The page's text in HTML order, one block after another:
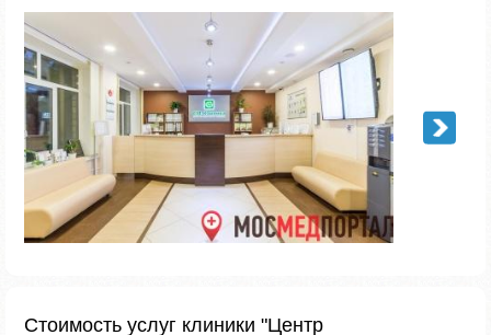
Стоимость услуг клиники "Центр